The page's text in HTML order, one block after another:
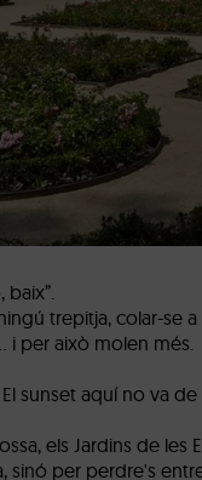
baix”.
trepitja, colar-se
i per això molen més.
El sunset aquí no va
els Jardins de
per perdre's